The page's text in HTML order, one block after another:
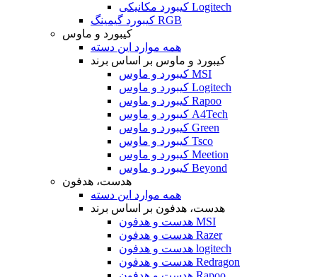
کیبورد مکانیکی Logitech
کیبورد گیمینگ RGB
کیبورد و ماوس
همه موارد این دسته
کیبورد و ماوس بر اساس برند
کیبورد و ماوس MSI
کیبورد و ماوس Logitech
کیبورد و ماوس Rapoo
کیبورد و ماوس A4Tech
کیبورد و ماوس Green
کیبورد و ماوس Tsco
کیبورد و ماوس Meetion
کیبورد و ماوس Beyond
هدست، هدفون
همه موارد این دسته
هدست، هدفون بر اساس برند
هدست و هدفون MSI
هدست و هدفون Razer
هدست و هدفون logitech
هدست و هدفون Redragon